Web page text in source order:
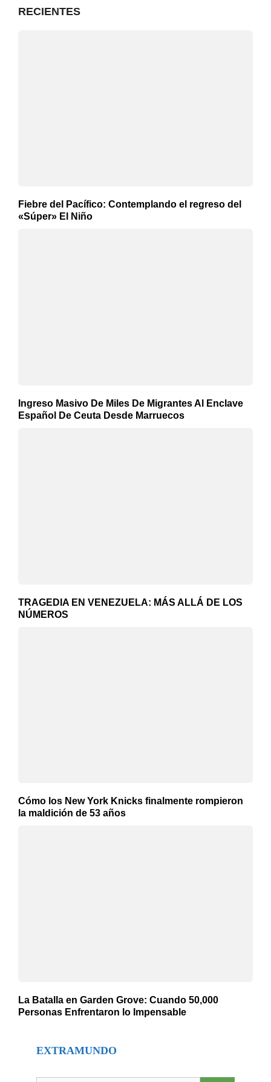
RECIENTES
Fiebre del Pacífico: Contemplando el regreso del
«Súper» El Niño
Ingreso Masivo De Miles De Migrantes Al Enclave
Español De Ceuta Desde Marruecos
TRAGEDIA EN VENEZUELA: MÁS ALLÁ DE LOS
NÚMEROS
Cómo los New York Knicks finalmente rompieron
la maldición de 53 años
La Batalla en Garden Grove: Cuando 50,000
Personas Enfrentaron lo Impensable
EXTRAMUNDO